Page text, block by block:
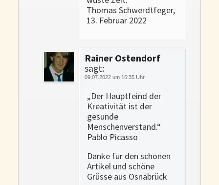
Thomas Schwerdtfeger,
13. Februar 2022
Rainer Ostendorf
sagt:
09.07.2022 um 16:35 Uhr
„Der Hauptfeind der
Kreativität ist der
gesunde
Menschenverstand.“
Pablo Picasso
Danke für den schönen
Artikel und schöne
Grüsse aus Osnabrück